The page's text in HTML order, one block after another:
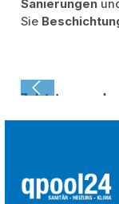
Sanierungen
Sie
Zuletzt angesehen: